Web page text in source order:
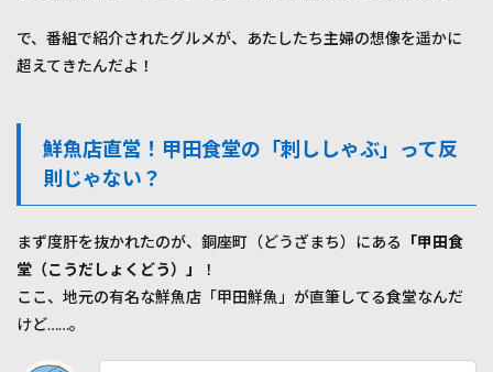
がガ
チで
やば
鮮魚
店直
営！
甲田
の
「刺
ゃ
ぶ」
反則
で、番組で紹介されたグルメが、あたしたち主婦の想像を遥かに
超えてきたんだよ！
鮮魚店直営！甲田食堂の「刺ししゃぶ」って反
則じゃない？
まず度肝を抜かれたのが、銅座町（どうざまち）にある
「甲田食
堂（こうだしょくどう）」
！
ここ、地元の有名な鮮魚店「甲田鮮魚」が直筆してる食堂なんだ
けど……。